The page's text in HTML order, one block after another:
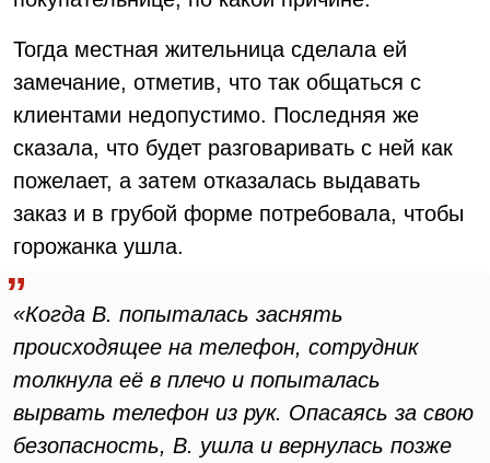
Тогда местная жительница сделала ей
замечание, отметив, что так общаться с
клиентами недопустимо. Последняя же
сказала, что будет разговаривать с ней как
пожелает, а затем отказалась выдавать
заказ и в грубой форме потребовала, чтобы
горожанка ушла.
«Когда В. попыталась заснять
происходящее на телефон, сотрудник
толкнула её в плечо и попыталась
вырвать телефон из рук. Опасаясь за свою
безопасность, В. ушла и вернулась позже